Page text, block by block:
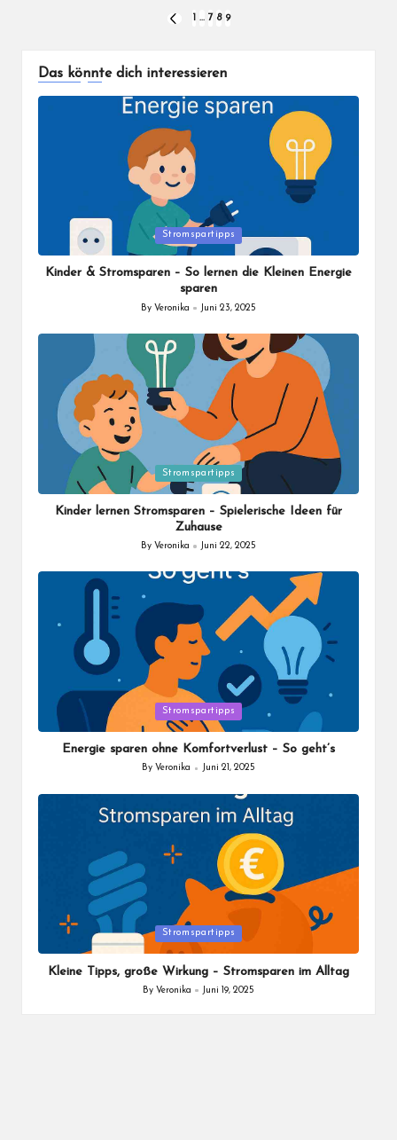
Seitennummerierung
Beiträge
PREVIOUS
1 … 7 8 9
Das könnte dich interessieren
Posted
in
Stromspartipps
Kinder & Stromsparen – So lernen die Kleinen Energie
sparen
Posted
By Veronika Juni 23, 2025
Posted
in
Stromspartipps
Kinder lernen Stromsparen – Spielerische Ideen für
Zuhause
Posted
By Veronika Juni 22, 2025
Posted
in
Stromspartipps
Energie sparen ohne Komfortverlust – So geht’s
Posted
By Veronika Juni 21, 2025
Posted
in
Stromspartipps
Kleine Tipps, große Wirkung – Stromsparen im Alltag
Posted
By Veronika Juni 19, 2025